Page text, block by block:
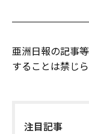
亜洲日報の記事
することは禁じら
注目記事